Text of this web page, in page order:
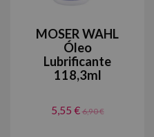
MOSER WAHL
Óleo
Lubrificante
118,3ml
5,55 €6,90 €